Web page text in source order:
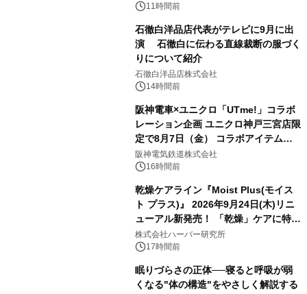
11時間前
石徹白洋品店代表がテレビに9月に出
演 石徹白に伝わる直線裁断の服づく
りについて紹介
石徹白洋品店株式会社
14時間前
阪神電車×ユニクロ「UTme!」コラボ
レーション企画 ユニクロ神戸三宮店限
定で8月7日（金） コラボアイテムが
発売決定！
阪神電気鉄道株式会社
16時間前
乾燥ケアライン『Moist Plus(モイス
ト プラス)』 2026年9月24日(木)リニ
ューアル新発売！ 「乾燥」ケアに特化
し、ライン使いで潤いに満ちた肌へ
株式会社ハーバー研究所
17時間前
眠りづらさの正体──寝ると呼吸が弱
くなる"体の構造"をやさしく解説する